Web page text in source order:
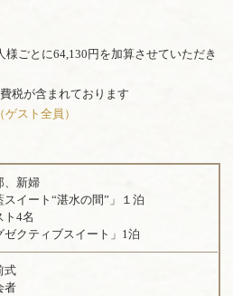
ごとに64,130円を加算させていただき
税が含まれております
スト全員）
、新婦
スイート“湛水の間”」１泊
ト4名
ゼクティブスイート」1泊
式
者